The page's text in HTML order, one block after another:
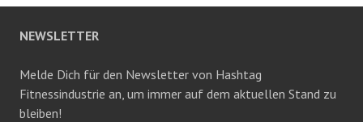
NEWSLETTER
Melde Dich für den Newsletter von Hashtag
Fitnessindustrie an, um immer auf dem aktuellen Stand zu
bleiben!